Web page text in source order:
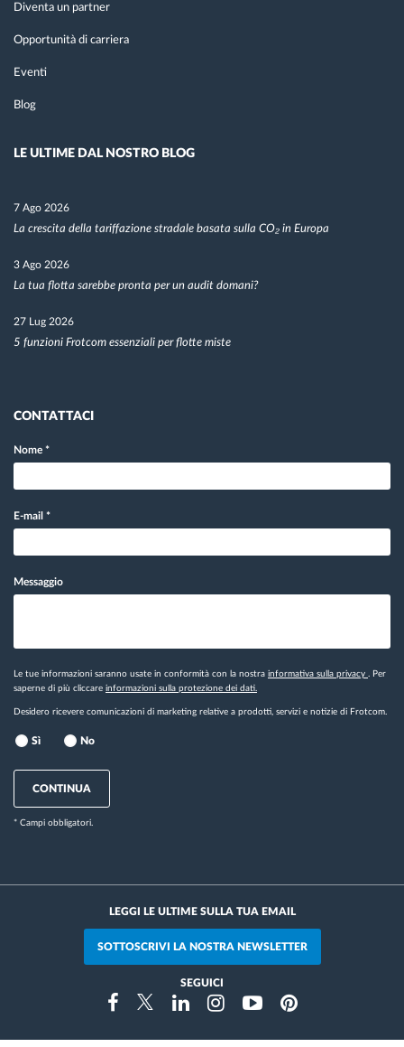
Diventa un partner
Opportunità di carriera
Eventi
Blog
LE ULTIME DAL NOSTRO BLOG
7 Ago 2026
La crescita della tariffazione stradale basata sulla CO₂ in Europa
3 Ago 2026
La tua flotta sarebbe pronta per un audit domani?
27 Lug 2026
5 funzioni Frotcom essenziali per flotte miste
CONTATTACI
Nome *
E-mail *
Messaggio
Le tue informazioni saranno usate in conformità con la nostra informativa sulla privacy
. Per
saperne di più cliccare informazioni sulla protezione dei dati.
Desidero ricevere comunicazioni di marketing relative a prodotti, servizi e notizie di Frotcom.
Sì No
CONTINUA
* Campi obbligatori.
LEGGI LE ULTIME SULLA TUA EMAIL
SOTTOSCRIVI LA NOSTRA NEWSLETTER
SEGUICI
FacebookTwitterLinkedinInstragramYoutubePinterest